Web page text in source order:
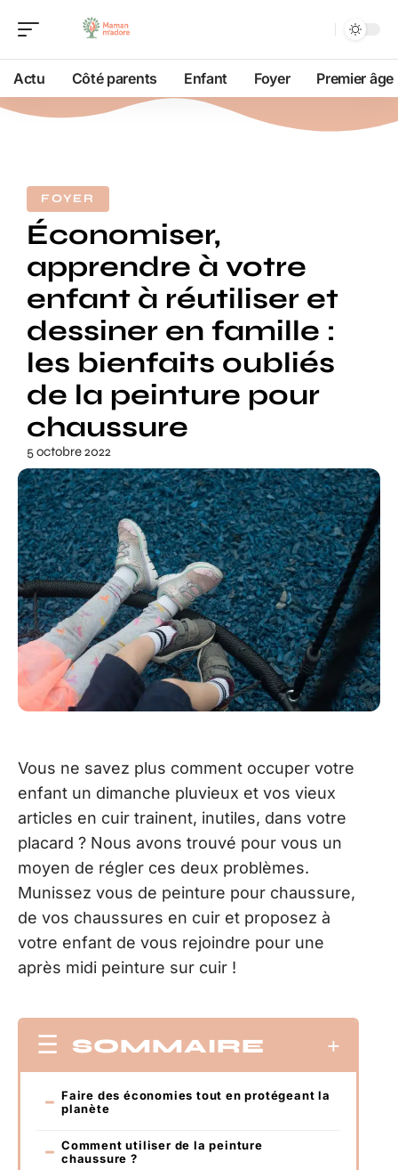
Actu Côté parents Enfant Foyer Premier âge
FOYER
Économiser,
apprendre à votre
enfant à réutiliser et
dessiner en famille :
les bienfaits oubliés
de la peinture pour
chaussure
5 octobre 2022
Vous ne savez plus comment occuper votre
enfant un dimanche pluvieux et vos vieux
articles en cuir trainent, inutiles, dans votre
placard ? Nous avons trouvé pour vous un
moyen de régler ces deux problèmes.
Munissez vous de peinture pour chaussure,
de vos chaussures en cuir et proposez à
votre enfant de vous rejoindre pour une
après midi peinture sur cuir !
SOMMAIRE
Faire des économies tout en protégeant la
planète
Comment utiliser de la peinture
chaussure ?